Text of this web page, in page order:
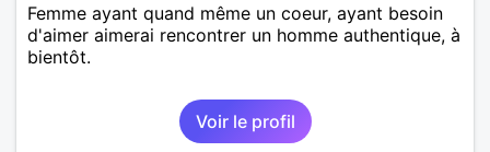
Femme ayant quand même un coeur, ayant besoin
d'aimer aimerai rencontrer un homme authentique, à
bientôt.
Voir le profil